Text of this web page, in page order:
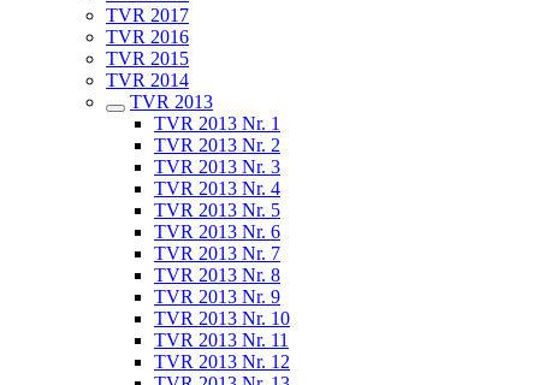
TVR 2017
TVR 2016
TVR 2015
TVR 2014
TVR 2013
TVR 2013 Nr. 1
TVR 2013 Nr. 2
TVR 2013 Nr. 3
TVR 2013 Nr. 4
TVR 2013 Nr. 5
TVR 2013 Nr. 6
TVR 2013 Nr. 7
TVR 2013 Nr. 8
TVR 2013 Nr. 9
TVR 2013 Nr. 10
TVR 2013 Nr. 11
TVR 2013 Nr. 12